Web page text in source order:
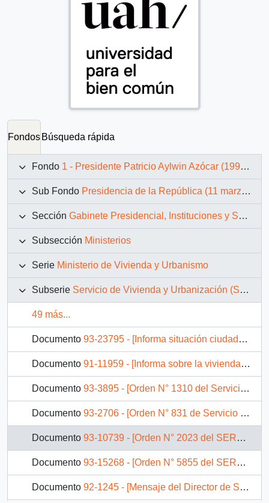
Fondos Búsqueda rápida
Fondo 1 - Presidente Patricio Aylwin Azócar (1990-1994)
Sub Fondo Presidencia de la República (11 marzo 1990 – 11 marzo 1994)
Sección Gabinete Presidencial, Instituciones y Servicios
Subsección Ministerios
Serie Ministerio de Vivienda y Urbanismo
Subserie Servicio de Vivienda y Urbanización (SERVIU)
49 más...
Documento 93-23795 - [Informa situación ciudadana]
Documento 91-11959 - [Informa sobre la vivienda ubicada en los trigales, Temuco]
Documento 93-3895 - [Orden N° 1310 del Servicio de Vivienda y Urbanización]
Documento 93-2706 - [Orden N° 831 de Servicio de Vivienda y Urbanización Región Metropolitana]
Documento 93-10739 - [Orden N° 2023 del SERVIU III Región]
Documento 93-15268 - [Orden N° 5855 del SERVIU Región Metropolitana]
Documento 92-1245 - [Mensaje del Director de SERVIU de la Sexta Región dirigido al Jefe de Gabinete Presidencial]